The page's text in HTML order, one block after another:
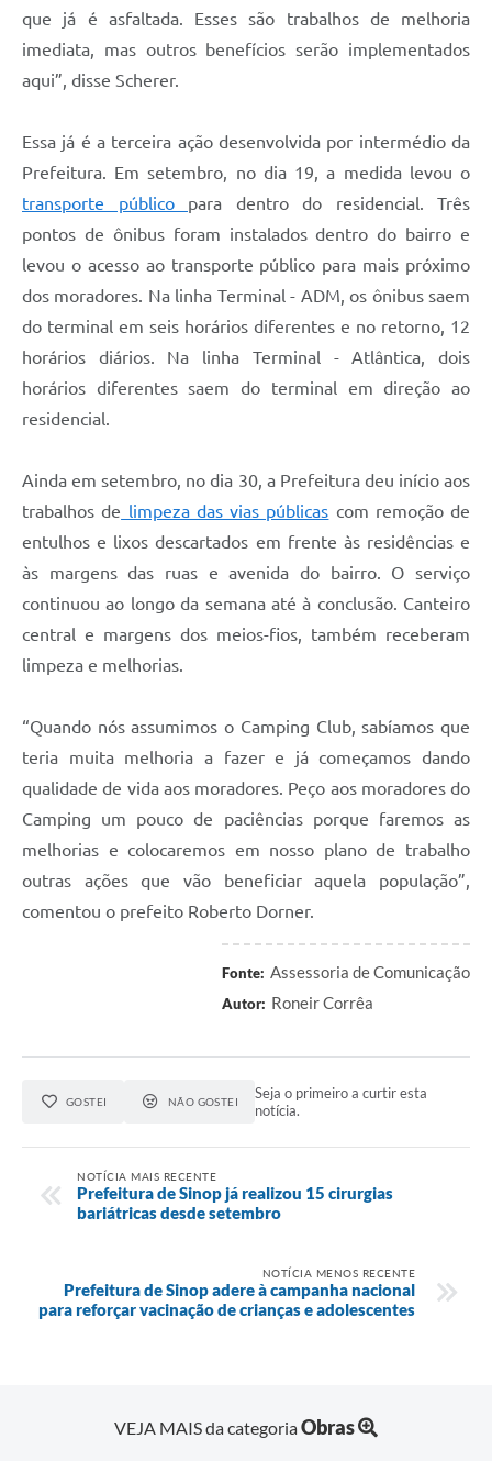
que já é asfaltada. Esses são trabalhos de melhoria
imediata, mas outros benefícios serão implementados
aqui”, disse Scherer.
Essa já é a terceira ação desenvolvida por intermédio da
Prefeitura. Em setembro, no dia 19, a medida levou o
transporte público para dentro do residencial. Três
pontos de ônibus foram instalados dentro do bairro e
levou o acesso ao transporte público para mais próximo
dos moradores. Na linha Terminal - ADM, os ônibus saem
do terminal em seis horários diferentes e no retorno, 12
horários diários. Na linha Terminal - Atlântica, dois
horários diferentes saem do terminal em direção ao
residencial.
Ainda em setembro, no dia 30, a Prefeitura deu início aos
trabalhos de limpeza das vias públicas com remoção de
entulhos e lixos descartados em frente às residências e
às margens das ruas e avenida do bairro. O serviço
continuou ao longo da semana até à conclusão. Canteiro
central e margens dos meios-fios, também receberam
limpeza e melhorias.
“Quando nós assumimos o Camping Club, sabíamos que
teria muita melhoria a fazer e já começamos dando
qualidade de vida aos moradores. Peço aos moradores do
Camping um pouco de paciências porque faremos as
melhorias e colocaremos em nosso plano de trabalho
outras ações que vão beneficiar aquela população”,
comentou o prefeito Roberto Dorner.
Fonte: Assessoria de Comunicação
Autor: Roneir Corrêa
GOSTEI NÃO GOSTEI
Seja o primeiro a curtir esta
notícia.
NOTÍCIA MAIS RECENTE
Prefeitura de Sinop já realizou 15 cirurgias
bariátricas desde setembro
NOTÍCIA MENOS RECENTE
Prefeitura de Sinop adere à campanha nacional
para reforçar vacinação de crianças e adolescentes
VEJA MAIS da categoriaObras